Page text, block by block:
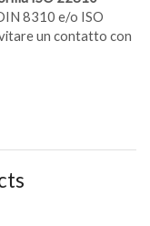
8310 e/o ISO
un contatto con